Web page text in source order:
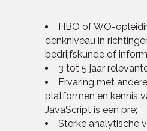
HBO of WO-
denkniveau in
bedrijfskunde of
3 tot 5 jaar
Ervaring met
platformen en kennis
JavaScript is een pre;
Sterke analytische